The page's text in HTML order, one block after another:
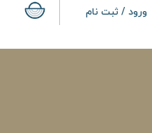
ورود / ثبت نام